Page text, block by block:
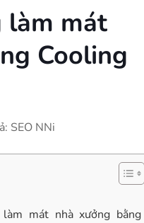
làm mát
Cooling
SEO NNi
mát nhà xưởng bằng